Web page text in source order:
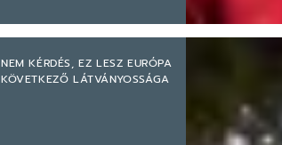
NEM KÉRDÉS, EZ LESZ EURÓPA
KÖVETKEZŐ LÁTVÁNYOSSÁGA